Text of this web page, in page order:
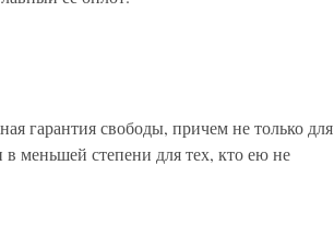
гарантия свободы, причем не только для
в меньшей степени для тех, кто ею не